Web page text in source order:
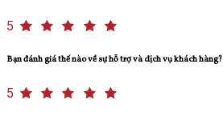
5
Bạn đánh giá thế nào về sự hỗ trợ và dịch vụ khách hàng?
5